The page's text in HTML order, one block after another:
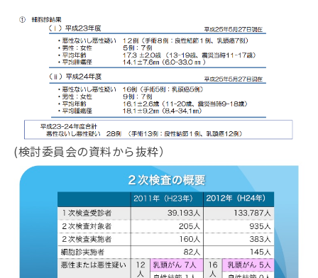
(検討委員会の資料から抜粋）